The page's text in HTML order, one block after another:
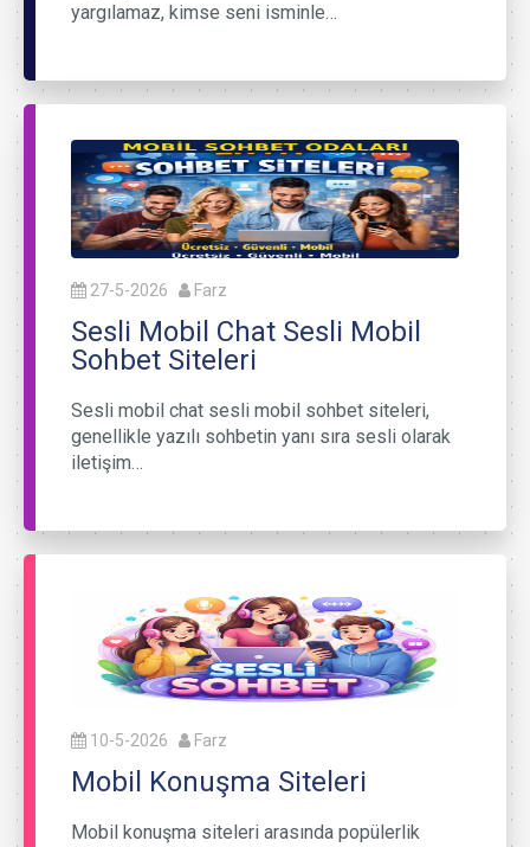
yargılamaz, kimse seni isminle…
27-5-2026 Farz
Sesli Mobil Chat Sesli Mobil
Sohbet Siteleri
Sesli mobil chat sesli mobil sohbet siteleri,
genellikle yazılı sohbetin yanı sıra sesli olarak
iletişim…
10-5-2026 Farz
Mobil Konuşma Siteleri
Mobil konuşma siteleri arasında popülerlik